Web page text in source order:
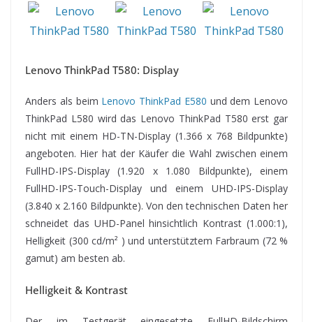
Lenovo ThinkPad T580: Display
Anders als beim Lenovo ThinkPad E580 und dem Lenovo
ThinkPad L580 wird das Lenovo ThinkPad T580 erst gar
nicht mit einem HD-TN-Display (1.366 x 768 Bildpunkte)
angeboten. Hier hat der Käufer die Wahl zwischen einem
FullHD-IPS-Display (1.920 x 1.080 Bildpunkte), einem
FullHD-IPS-Touch-Display und einem UHD-IPS-Display
(3.840 x 2.160 Bildpunkte). Von den technischen Daten her
schneidet das UHD-Panel hinsichtlich Kontrast (1.000:1),
Helligkeit (300 cd/m² ) und unterstütztem Farbraum (72 %
gamut) am besten ab.
Helligkeit & Kontrast